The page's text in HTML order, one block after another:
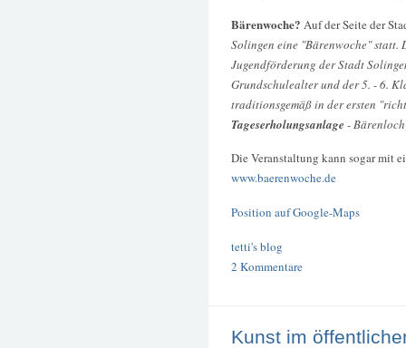
Bärenwoche? Auf der Seite der
Solingen eine "Bärenwoche" statt.
Jugendförderung der Stadt
Grundschulealter und der 5. - 6.
traditionsgemäß in der ersten
Tageserholungsanlage -
Die Veranstaltung kann sogar mit
www.baerenwoche.de
Position auf Google-Maps
tetti's blog
2 Kommentare
Kunst im